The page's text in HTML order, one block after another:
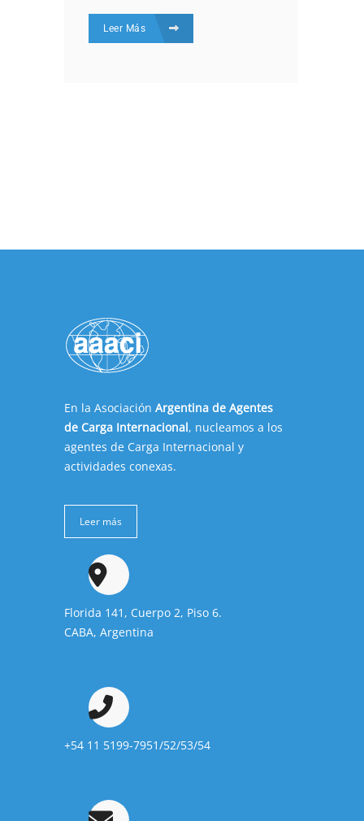
Leer Más
En la Asociación Argentina de Agentes
de Carga Internacional, nucleamos a los
agentes de Carga Internacional y
actividades conexas.
Leer más
Florida 141, Cuerpo 2, Piso 6.
CABA, Argentina
+54 11 5199-7951/52/53/54